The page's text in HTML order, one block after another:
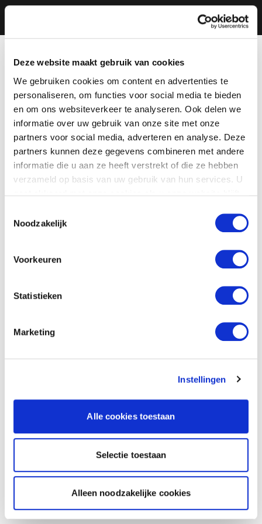
Deze website maakt gebruik van cookies
We gebruiken cookies om content en advertenties te
personaliseren, om functies voor social media te bieden
en om ons websiteverkeer te analyseren. Ook delen we
informatie over uw gebruik van onze site met onze
partners voor social media, adverteren en analyse. Deze
partners kunnen deze gegevens combineren met andere
informatie die u aan ze heeft verstrekt of die ze hebben
verzameld op basis van uw gebruik van hun services. U
Noodzakelijk
Voorkeuren
Statistieken
Marketing
Instellingen
Alle cookies toestaan
Selectie toestaan
Alleen noodzakelijke cookies